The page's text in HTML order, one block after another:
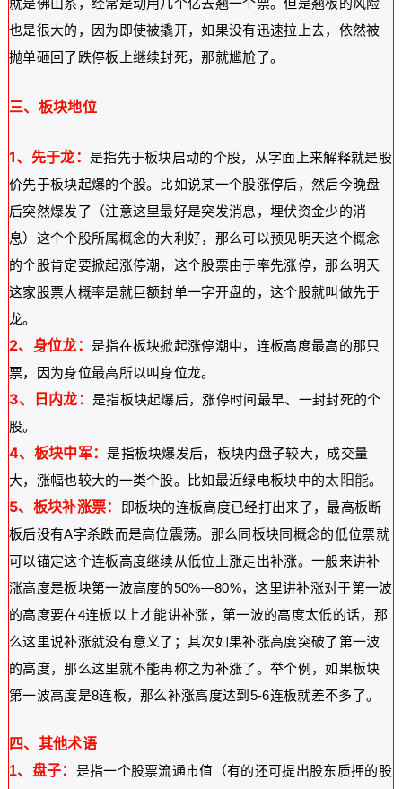
就是佛山系，经常是动用几个亿去翘一个票。但是翘板的风险
也是很大的，因为即使被撬开，如果没有迅速拉上去，依然被
抛单砸回了跌停板上继续封死，那就尴尬了。
三、板块地位
1、先于龙： 是指先于板块启动的个股，从字面上来解释就是股
价先于板块起爆的个股。比如说某一个股涨停后，然后今晚盘
后突然爆发了（注意这里最好是突发消息，埋伏资金少的消
息）这个个股所属概念的大利好，那么可以预见明天这个概念
的个股肯定要掀起涨停潮，这个股票由于率先涨停，那么明天
这家股票大概率是就巨额封单一字开盘的，这个股就叫做先于
龙。
2、身位龙： 是指在板块掀起涨停潮中，连板高度最高的那只
票，因为身位最高所以叫身位龙。
3、日内龙： 是指板块起爆后，涨停时间最早、一封封死的个
股。
4、板块中军：是指板块爆发后，板块内盘子较大，成交量
大，涨幅也较大的一类个股。比如最近绿电板块中的太阳能。
5、板块补涨票：
即板块的连板高度已经打出来了，最高板断
板后没有A字杀跌而是高位震荡。那么同板块同概念的低位票就
可以锚定这个连板高度继续从低位上涨走出补涨。一般来讲补
涨高度是板块第一波高度的50%—80%，这里讲补涨对于第一波
的高度要在4连板以上才能讲补涨，第一波的高度太低的话，那
么这里说补涨就没有意义了；其次如果补涨高度突破了第一波
的高度，那么这里就不能再称之为补涨了。举个例，如果板块
第一波高度是8连板，那么补涨高度达到5-6连板就差不多了。
四、其他术语
1、盘子： 是指一个股票流通市值（有的还可提出股东质押的股